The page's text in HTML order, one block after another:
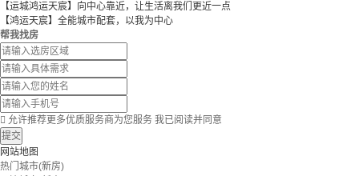
【运城鸿运天宸】向中心靠近，让生活离我们更近一点
【鸿运天宸】全能城市配套，以我为中心
帮我找房
 允许推荐更多优质服务商为您服务 我已阅读并同意
提交
网站地图
热门城市(新房)